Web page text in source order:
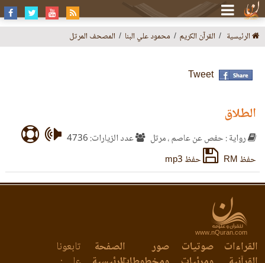
الرئيسية القرآن الكريم محمود علي البنا المصحف المرتل
Tweet
الطلاق
رواية : حفص عن عاصم ، مرتل
عدد الزيارات: 4736
حفظ RM
حفظ mp3
www.nQuran.com
القراءات
صوتيات
صور
الصفحة
تابعونا